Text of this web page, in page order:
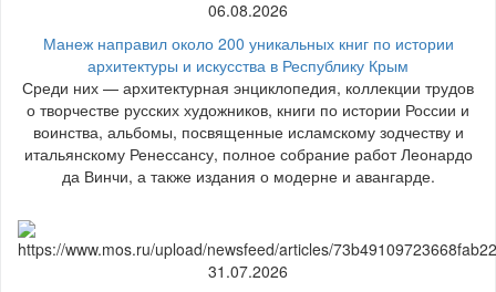
06.08.2026
Манеж направил около 200 уникальных книг по истории
архитектуры и искусства в Республику Крым
Среди них — архитектурная энциклопедия, коллекции трудов
о творчестве русских художников, книги по истории России и
воинства, альбомы, посвященные исламскому зодчеству и
итальянскому Ренессансу, полное собрание работ Леонардо
да Винчи, а также издания о модерне и авангарде.
31.07.2026